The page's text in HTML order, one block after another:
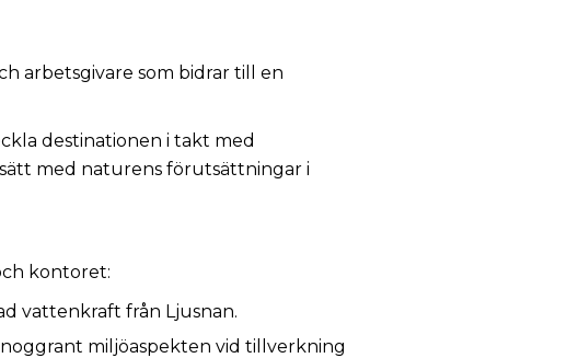
arbetsgivare som bidrar till en
destinationen i takt med
med naturens förutsättningar i
kontoret:
vattenkraft från Ljusnan.
miljöaspekten vid tillverkning